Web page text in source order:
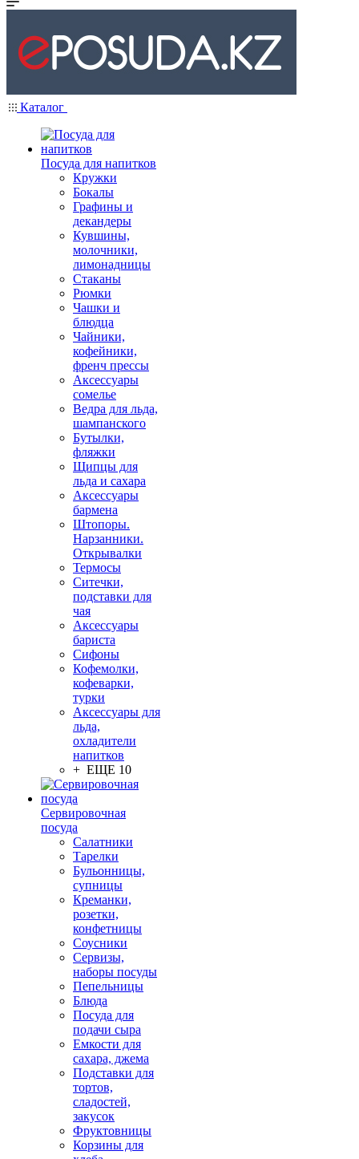
Каталог
Посуда для напитков
Кружки
Бокалы
Графины и
декандеры
Кувшины,
молочники,
лимонадницы
Стаканы
Рюмки
Чашки и
блюдца
Чайники,
кофейники,
френч прессы
Аксессуары
сомелье
Ведра для льда,
шампанского
Бутылки,
фляжки
Щипцы для
льда и сахара
Аксессуары
бармена
Штопоры.
Нарзанники.
Открывалки
Термосы
Ситечки,
подставки для
чая
Аксессуары
бариста
Сифоны
Кофемолки,
кофеварки,
турки
Аксессуары для
льда,
охладители
напитков
+ ЕЩЕ 10
Сервировочная
посуда
Салатники
Тарелки
Бульонницы,
супницы
Креманки,
розетки,
конфетницы
Соусники
Сервизы,
наборы посуды
Пепельницы
Блюда
Посуда для
подачи сыра
Емкости для
сахара, джема
Подставки для
тортов,
сладостей,
закусок
Фруктовницы
Корзины для